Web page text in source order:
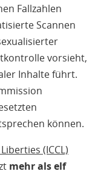
Fallzahlen
Scannen
vorsieht,
Inhalte führt.
können.
(ICCL)
mehr als elf